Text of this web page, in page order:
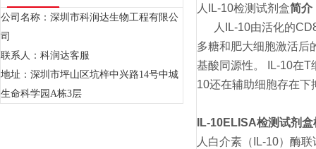
公司名称：深圳市科润达生物工程有限公
司
联系人：科润达客服
地址：深圳市坪山区坑梓中兴路14号中城
生命科学园A栋3层
人IL-10检测试剂盒简介
人IL-10由活化的CD8
多糖和肥大细胞激活后
基酸同源性。 IL-10在
10还在辅助细胞存在下
IL-10ELISA检测试剂盒
人白介素（IL-10）酶